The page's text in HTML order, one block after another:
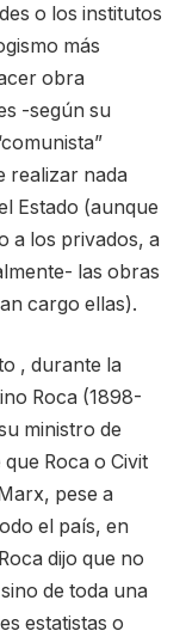
o los institutos
más
obra
-según su
realizar nada
Estado (aunque
a los privados, a
las obras
cargo ellas).
, durante la
Roca (1898-
ministro de
Roca o Civit
pese a
el país, en
dijo que no
de toda una
estatistas o